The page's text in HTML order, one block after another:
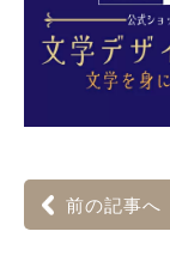
前の記事へ